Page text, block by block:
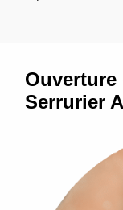
Ouverture
Serrurier